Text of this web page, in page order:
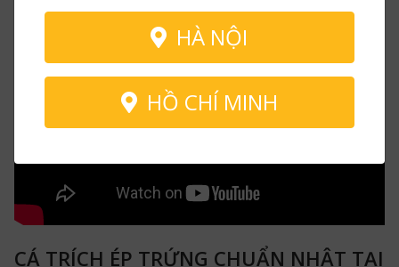
CÁ TRÍCH ÉP TRỨNG CHUẨN NHẬT TẠI
HÀ NỘI
HỒ CHÍ MINH